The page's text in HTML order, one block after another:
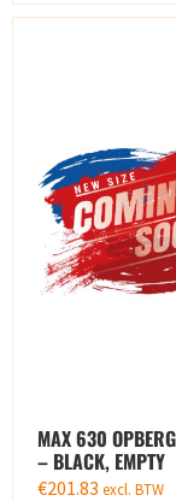
MAX 630
– BLACK, EMPTY
€201.83 excl. BTW